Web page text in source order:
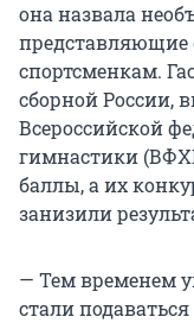
она назвала
представляющие
спортсменкам.
сборной России,
Всероссийской
гимнастики
баллы, а их
занизили
— Тем временем
стали